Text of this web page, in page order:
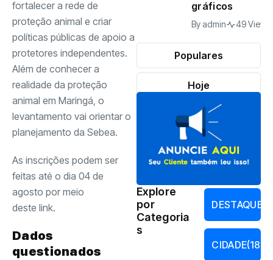
fortalecer a rede de
proteção animal e criar
políticas públicas de apoio a
protetores independentes.
Além de conhecer a
realidade da proteção
animal em Maringá, o
levantamento vai orientar o
planejamento da Sebea.
As inscrições podem ser
feitas até o dia 04 de
agosto por meio
deste link.
Dados
questionados
Populares
Hoje
gráficos
By admin 49 Views
Explore
por
Categoria
s
DESTAQUES
CIDADE(187)